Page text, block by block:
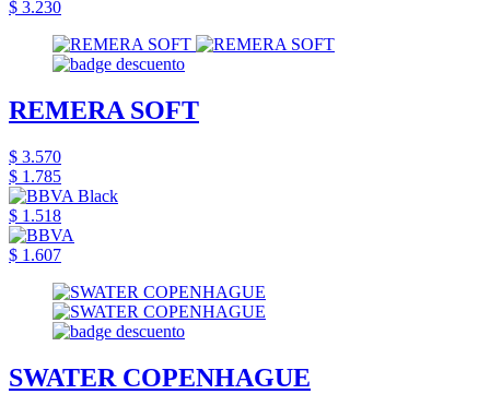
$ 3.230
REMERA SOFT
$ 3.570
$ 1.785
$ 1.518
$ 1.607
SWATER COPENHAGUE